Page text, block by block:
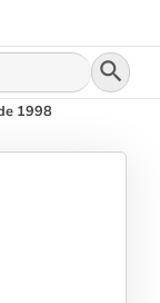
Botón
1998